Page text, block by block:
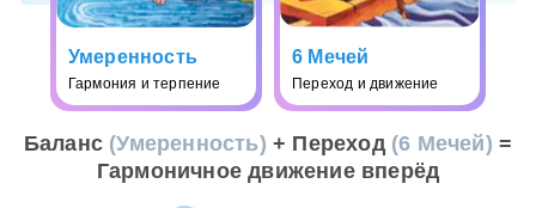
Умеренность
Гармония и терпение
6 Мечей
Переход и движение
Баланс (Умеренность) + Переход (6 Мечей) =
Гармоничное движение вперёд